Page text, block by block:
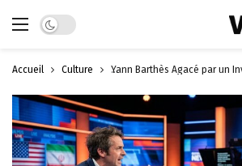
Dark mode
Accueil Culture Yann Barthès Agacé par un